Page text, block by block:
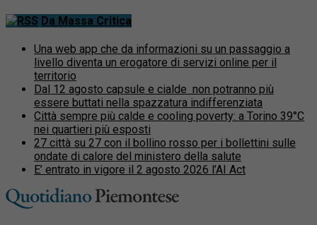
Da Massa Critica
Una web app che da informazioni su un passaggio a
livello diventa un erogatore di servizi online per il
territorio
Dal 12 agosto capsule e cialde non potranno più
essere buttati nella spazzatura indifferenziata
Città sempre più calde e cooling poverty: a Torino 39°C
nei quartieri più esposti
27 città su 27 con il bollino rosso per i bollettini sulle
ondate di calore del ministero della salute
E’ entrato in vigore il 2 agosto 2026 l’AI Act